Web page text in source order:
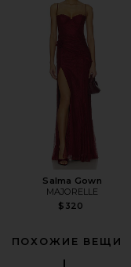
Salma Gown
MAJORELLE
$320
ПОХОЖИЕ ВЕЩИ